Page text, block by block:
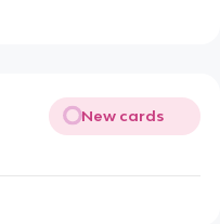
New cards